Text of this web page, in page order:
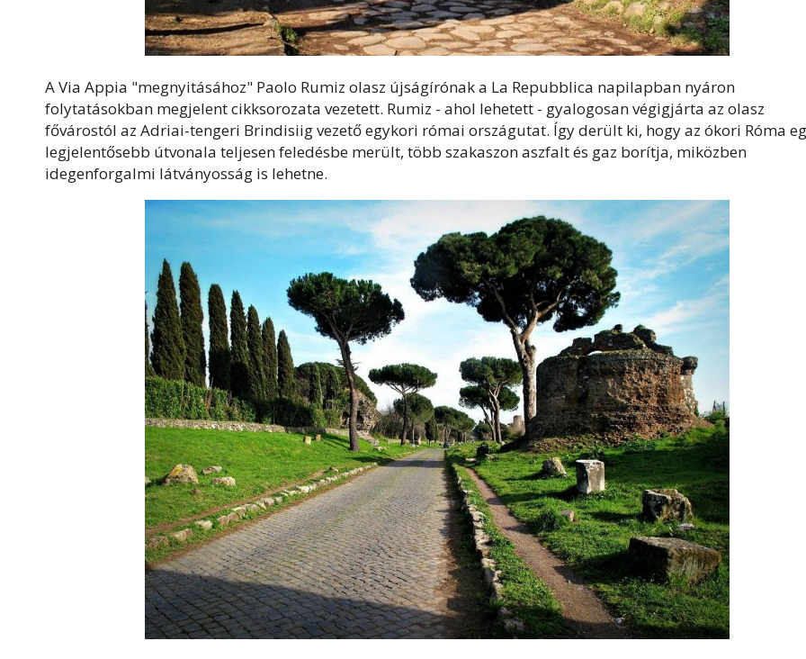
A Via Appia "megnyitásához" Paolo Rumiz olasz újságírónak a La Repubblica napilapban nyáron
folytatásokban megjelent cikksorozata vezetett. Rumiz - ahol lehetett - gyalogosan végigjárta az olasz
fővárostól az Adriai-tengeri Brindisiig vezető egykori római országutat. Így derült ki, hogy az ókori Róma
legjelentősebb útvonala teljesen feledésbe merült, több szakaszon aszfalt és gaz borítja, miközben
idegenforgalmi látványosság is lehetne.